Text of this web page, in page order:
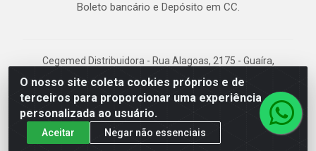
O nosso site coleta cookies próprios e de
terceiros para proporcionar uma experiência
personalizada ao usuário.
Aceitar
Negar não essenciais
Boleto bancário e Depósito em CC.
Cegemed Distribuidora - Rua Alagoas, 2175 - Guaíra,
Curitiba/PR - CEP 80.630-050 - CNPJ 85.017.994/0001-